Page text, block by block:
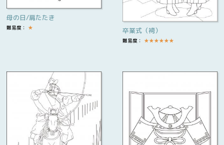
母の日/肩たたき
難易度： ★ 卒業式（袴）
難易度： ★★★★★★